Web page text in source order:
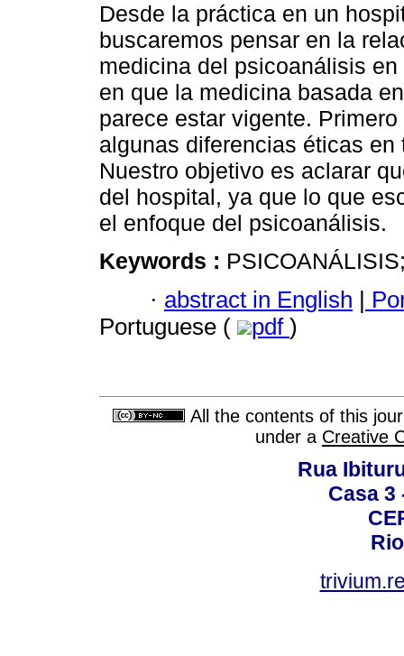
Desde la práctica en un
buscaremos pensar en la
medicina del psicoanálisis
en que la medicina basada
parece estar vigente.
algunas diferencias éticas
Nuestro objetivo es aclarar
del hospital, ya que lo que
el enfoque del psicoanálisis.
Keywords :
· abstract in English |
Portuguese (
pdf )
All the contents of this
under a Creative
Rua
Casa 3